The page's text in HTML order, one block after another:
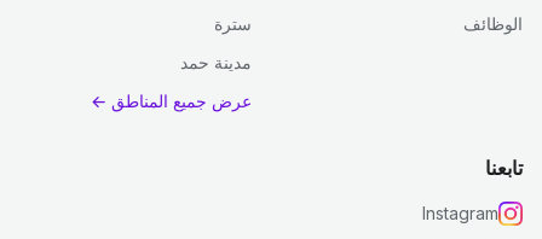
الوظائف
سترة
مدينة حمد
عرض جميع المناطق ←
تابعنا
Instagram